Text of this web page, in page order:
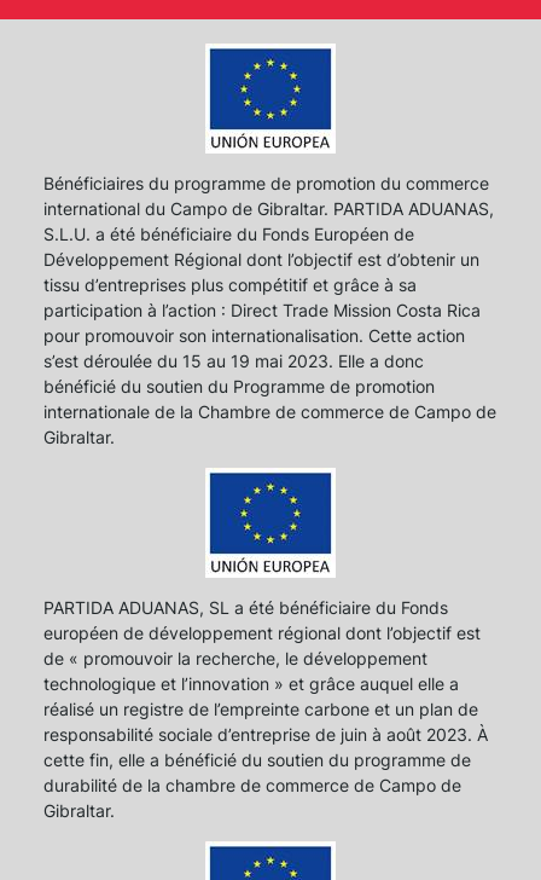
Bénéficiaires du programme de promotion du commerce
international du Campo de Gibraltar. PARTIDA ADUANAS,
S.L.U. a été bénéficiaire du Fonds Européen de
Développement Régional dont l’objectif est d’obtenir un
tissu d’entreprises plus compétitif et grâce à sa
participation à l’action : Direct Trade Mission Costa Rica
pour promouvoir son internationalisation. Cette action
s’est déroulée du 15 au 19 mai 2023. Elle a donc
bénéficié du soutien du Programme de promotion
internationale de la Chambre de commerce de Campo de
Gibraltar.
PARTIDA ADUANAS, SL a été bénéficiaire du Fonds
européen de développement régional dont l’objectif est
de « promouvoir la recherche, le développement
technologique et l’innovation » et grâce auquel elle a
réalisé un registre de l’empreinte carbone et un plan de
responsabilité sociale d’entreprise de juin à août 2023. À
cette fin, elle a bénéficié du soutien du programme de
durabilité de la chambre de commerce de Campo de
Gibraltar.